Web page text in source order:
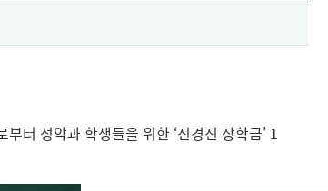
터 성악과 학생들을 위한 ‘진경진 장학금’ 1